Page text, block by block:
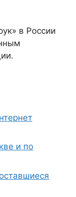
в России
и по